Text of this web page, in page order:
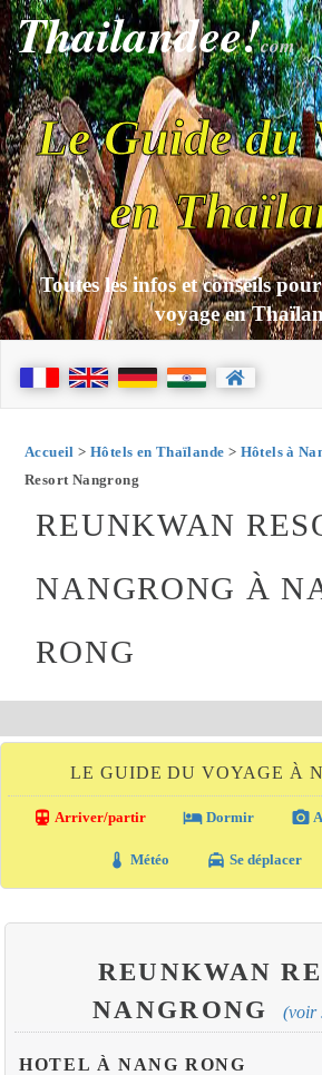
Thailandee!com
Le Guide du
en
Toutes les infos et conseils
voyage en
Accueil > Hôtels en Thaïlande > Hôtels à
Resort Nangrong
REUNKWAN
NANGRONG À
RONG
LE GUIDE DU VOYAGE À
directions_transit Arriver/partir local_hotel Dormir photo_camera
thermostat Météo local_taxi Se déplacer
REUNKWAN
NANGRONG
(voir
HOTEL À NANG RONG